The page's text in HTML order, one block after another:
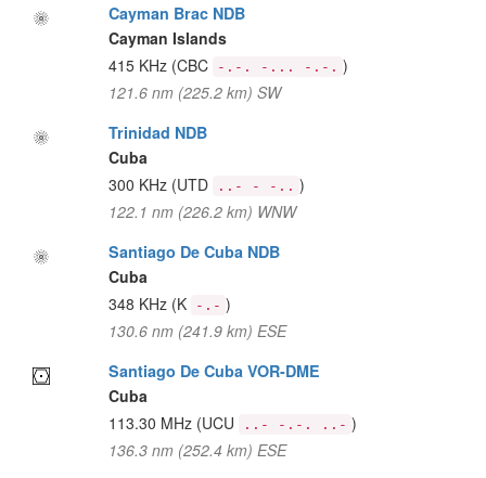
Cayman Brac NDB
Cayman Islands
415 KHz (CBC -.-. -... -.-. )
121.6 nm (225.2 km) SW
Trinidad NDB
Cuba
300 KHz (UTD ..- - -.. )
122.1 nm (226.2 km) WNW
Santiago De Cuba NDB
Cuba
348 KHz (K -.- )
130.6 nm (241.9 km) ESE
Santiago De Cuba VOR-DME
Cuba
113.30 MHz (UCU ..- -.-. ..- )
136.3 nm (252.4 km) ESE